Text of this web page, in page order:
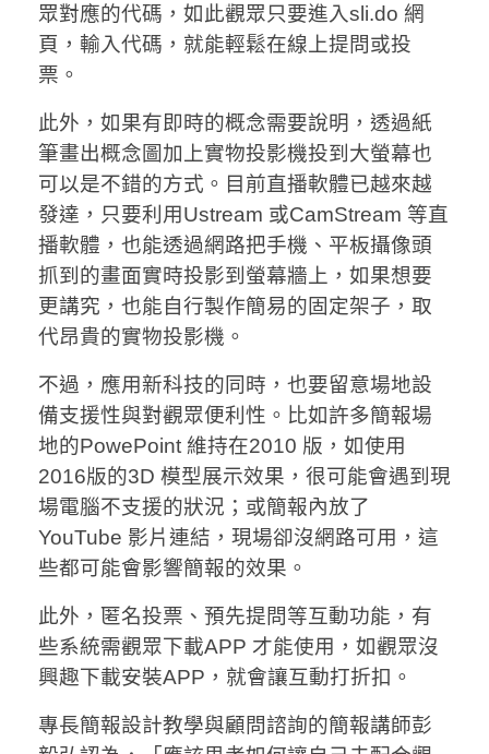
眾對應的代碼，如此觀眾只要進入sli.do 網
頁，輸入代碼，就能輕鬆在線上提問或投
票。
此外，如果有即時的概念需要說明，透過紙
筆畫出概念圖加上實物投影機投到大螢幕也
可以是不錯的方式。目前直播軟體已越來越
發達，只要利用Ustream 或CamStream 等直
播軟體，也能透過網路把手機、平板攝像頭
抓到的畫面實時投影到螢幕牆上，如果想要
更講究，也能自行製作簡易的固定架子，取
代昂貴的實物投影機。
不過，應用新科技的同時，也要留意場地設
備支援性與對觀眾便利性。比如許多簡報場
地的PowePoint 維持在2010 版，如使用
2016版的3D 模型展示效果，很可能會遇到現
場電腦不支援的狀況；或簡報內放了
YouTube 影片連結，現場卻沒網路可用，這
些都可能會影響簡報的效果。
此外，匿名投票、預先提問等互動功能，有
些系統需觀眾下載APP 才能使用，如觀眾沒
興趣下載安裝APP，就會讓互動打折扣。
專長簡報設計教學與顧問諮詢的簡報講師彭